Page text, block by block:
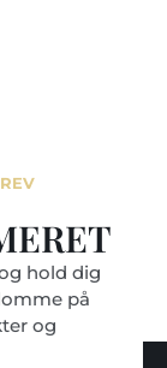
hold dig
på
og